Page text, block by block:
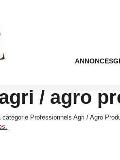
ANNONCES
/ agro
Professionnels Agri / Agro